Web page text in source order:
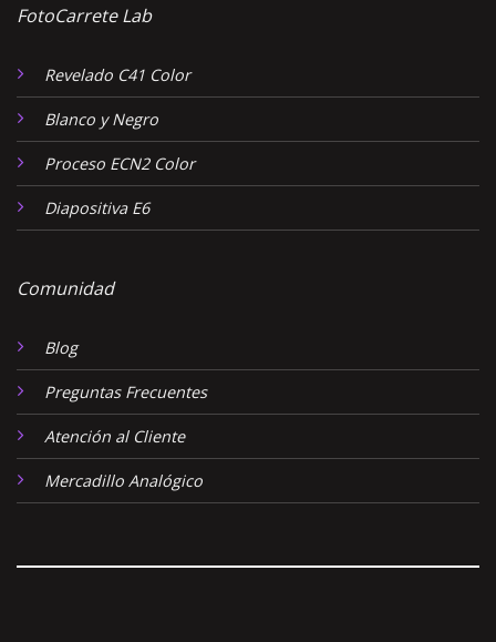
FotoCarrete Lab
Revelado C41 Color
Blanco y Negro
Proceso ECN2 Color
Diapositiva E6
Comunidad
Blog
Preguntas Frecuentes
Atención al Cliente
Mercadillo Analógico